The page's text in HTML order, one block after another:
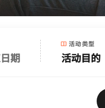
活动类型